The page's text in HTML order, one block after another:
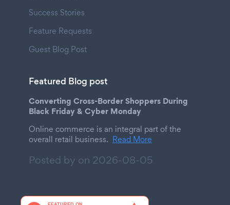
Success Stories
Feature Requests
Guest Blog Post
Featured Blog post
Converting Cross-Border Shoppers During
Black Friday & Cyber Monday
Online commerce is an integral part of the
overall retail business. Read More
Posted by on 2026-08-05